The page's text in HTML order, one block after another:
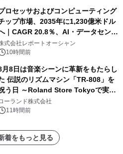
ロセッサおよびコンピューティング
ップ市場、2035年に1,230億米ドル
｜CAGR 20.8％、AI・データセンタ
需要が成長を牽引
式会社レポートオーシャン
10時間前
月8日は音楽シーンに革新をもたらし
伝説のリズムマシン「TR-808」を
う日 ～Roland Store Tokyoで実機
展示しての 記念キャンペーンを開
英国ラジオ「NTS」の 特別プログ
ーティストを フィーチャーしたアニ
ーションを公開～
ーランド株式会社
11時間前
着をもっと見る